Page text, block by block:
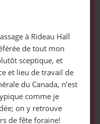
à Rideau Hall
de tout mon
sceptique, et
et lieu de travail de
du Canada, n’est
comme je
on y retrouve
de fête foraine!